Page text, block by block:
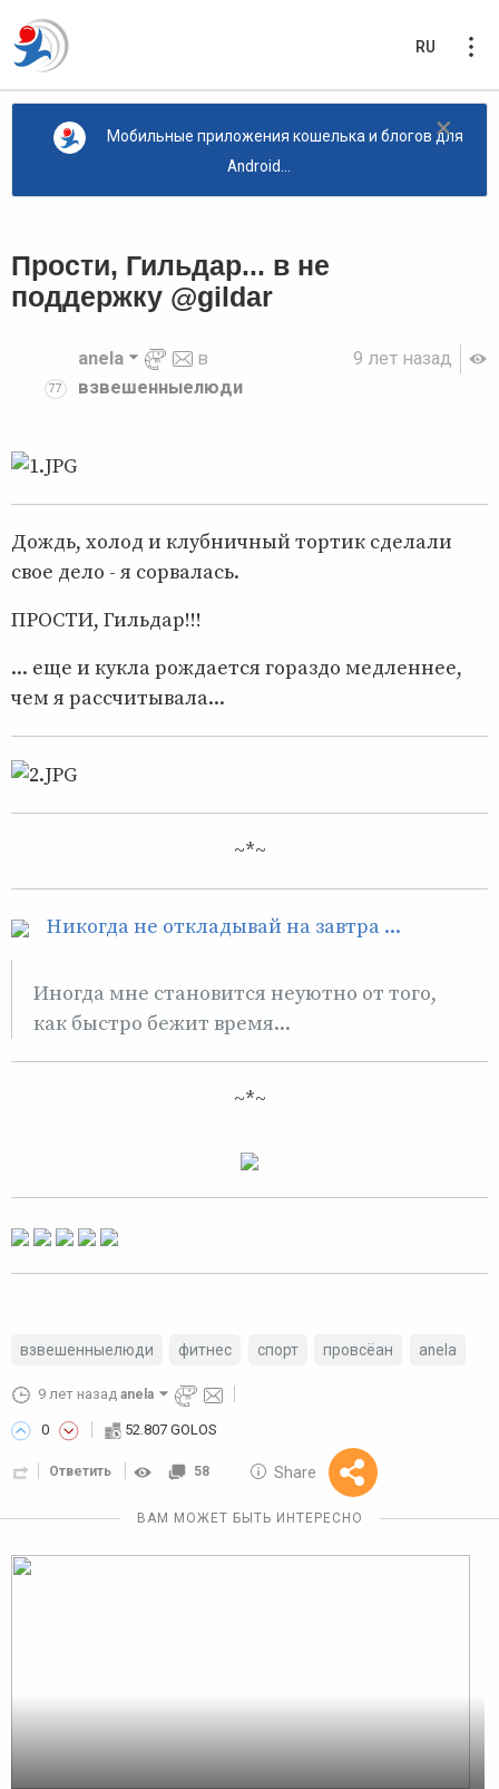
RU
×
Мобильные приложения кошелька и блогов для
Android...
Прости, Гильдар... в не
поддержку @gildar
9 лет назад
77
anela
в
взвешенныелюди
Дождь, холод и клубничный тортик сделали
свое дело - я сорвалась.
ПРОСТИ, Гильдар!!!
... еще и кукла рождается гораздо медленнее,
чем я рассчитывала...
~*~
Никогда не откладывай на завтра ...
Иногда мне становится неуютно от того,
как быстро бежит время...
~*~
взвешенныелюди фитнес спорт провсёан anela
9 лет назад anela
0 52.807 GOLOS
Ответить 58 Share
Reward
10 GOLOS
ВАМ МОЖЕТ БЫТЬ ИНТЕРЕСНО